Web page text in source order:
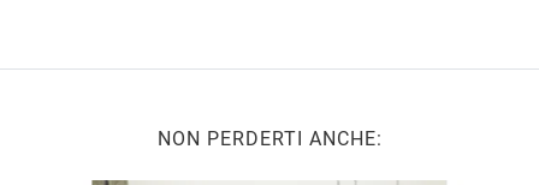
NON PERDERTI ANCHE: